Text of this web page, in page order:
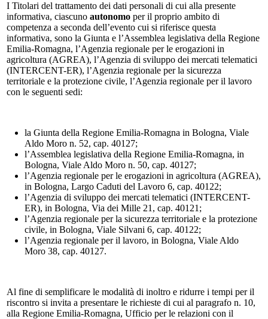
I Titolari del trattamento dei dati personali di cui alla presente
informativa, ciascuno autonomo per il proprio ambito di
competenza a seconda dell’evento cui si riferisce questa
informativa, sono la Giunta e l’Assemblea legislativa della Regione
Emilia-Romagna, l’Agenzia regionale per le erogazioni in
agricoltura (AGREA), l’Agenzia di sviluppo dei mercati telematici
(INTERCENT-ER), l’Agenzia regionale per la sicurezza
territoriale e la protezione civile, l’Agenzia regionale per il lavoro
con le seguenti sedi:
la Giunta della Regione Emilia-Romagna in Bologna, Viale
Aldo Moro n. 52, cap. 40127;
l’Assemblea legislativa della Regione Emilia-Romagna, in
Bologna, Viale Aldo Moro n. 50, cap. 40127;
l’Agenzia regionale per le erogazioni in agricoltura (AGREA),
in Bologna, Largo Caduti del Lavoro 6, cap. 40122;
l’Agenzia di sviluppo dei mercati telematici (INTERCENT-
ER), in Bologna, Via dei Mille 21, cap. 40121;
l’Agenzia regionale per la sicurezza territoriale e la protezione
civile, in Bologna, Viale Silvani 6, cap. 40122;
l’Agenzia regionale per il lavoro, in Bologna, Viale Aldo
Moro 38, cap. 40127.
Al fine di semplificare le modalità di inoltro e ridurre i tempi per il
riscontro si invita a presentare le richieste di cui al paragrafo n. 10,
alla Regione Emilia-Romagna, Ufficio per le relazioni con il